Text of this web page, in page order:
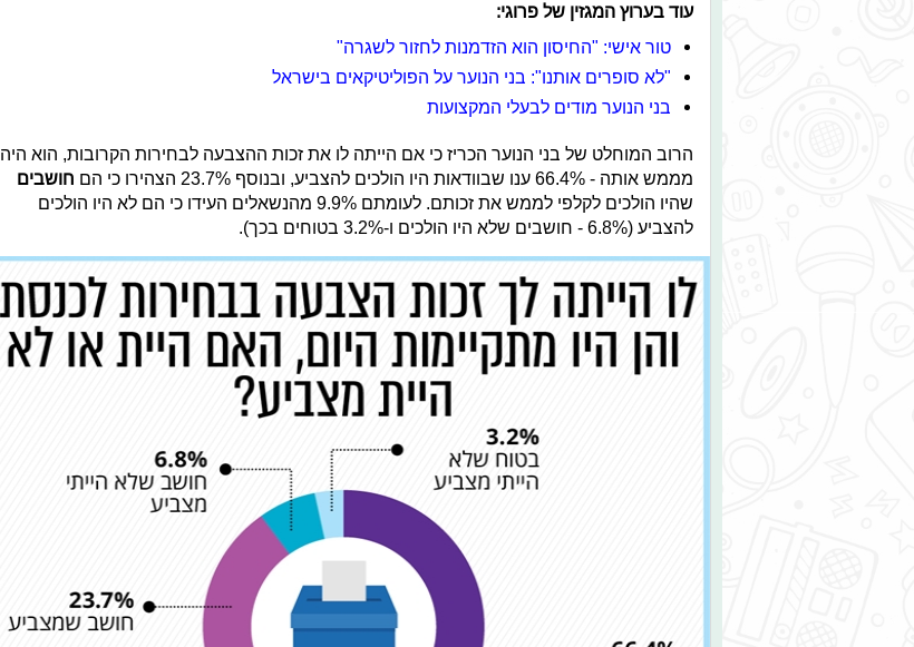
עוד בערוץ המגזין של פרוגי:
טור אישי: "החיסון הוא הזדמנות לחזור לשגרה"
"לא סופרים אותנו": בני הנוער על הפוליטיקאים בישראל
בני הנוער מודים לבעלי המקצועות
הרוב המוחלט של בני הנוער הכריז כי אם הייתה לו את זכות ההצבעה לבחירות הקרובות, הוא היה
מממש אותה - 66.4% ענו שבוודאות היו הולכים להצביע, ובנוסף 23.7% הצהירו כי הם
חושבים
שהיו הולכים לקלפי לממש את זכותם. לעומתם 9.9% מהנשאלים העידו כי הם לא היו הולכים
להצביע (6.8% - חושבים שלא היו הולכים ו-3.2% בטוחים בכך).